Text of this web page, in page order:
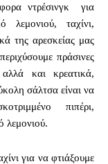
ντρέσινγκ για
λεμονιού, ταχίνι,
της αρεσκείας μας
πράσινες
και κρεατικά,
σάλτσα είναι να
πιπέρι,
λεμονιού.
για να φτιάξουμε